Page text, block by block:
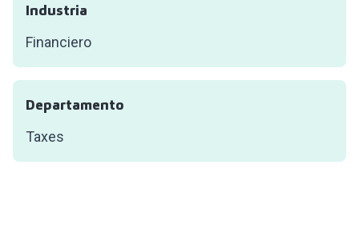
Industria
Financiero
Departamento
Taxes